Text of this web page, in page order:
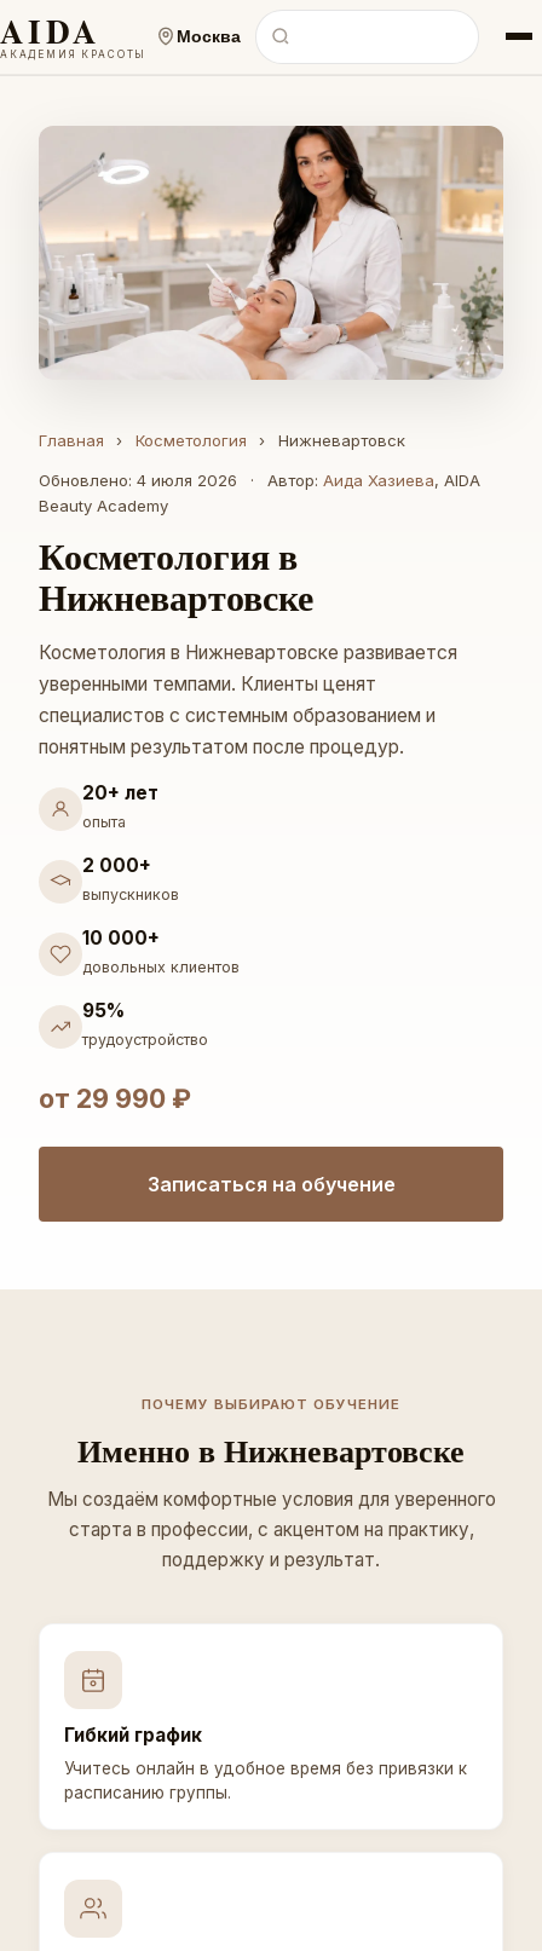
AIDA
АКАДЕМИЯ КРАСОТЫ
Москва
Главная › Косметология › Нижневартовск
Обновлено: 4 июля 2026 · Автор:Аида Хазиева, AIDA
Beauty Academy
Косметология в
Нижневартовске
Косметология в Нижневартовске развивается
уверенными темпами. Клиенты ценят
специалистов с системным образованием и
понятным результатом после процедур.
20+ лет
опыта
2 000+
выпускников
10 000+
довольных клиентов
95%
трудоустройство
от 29 990 ₽
Записаться на обучение
ПОЧЕМУ ВЫБИРАЮТ ОБУЧЕНИЕ
Именно в Нижневартовске
Мы создаём комфортные условия для уверенного
старта в профессии, с акцентом на практику,
поддержку и результат.
Гибкий график
Учитесь онлайн в удобное время без привязки к
расписанию группы.